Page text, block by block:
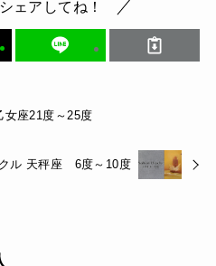
ェアしてね！
女座21度～25度
ル 天秤座 6度～10度